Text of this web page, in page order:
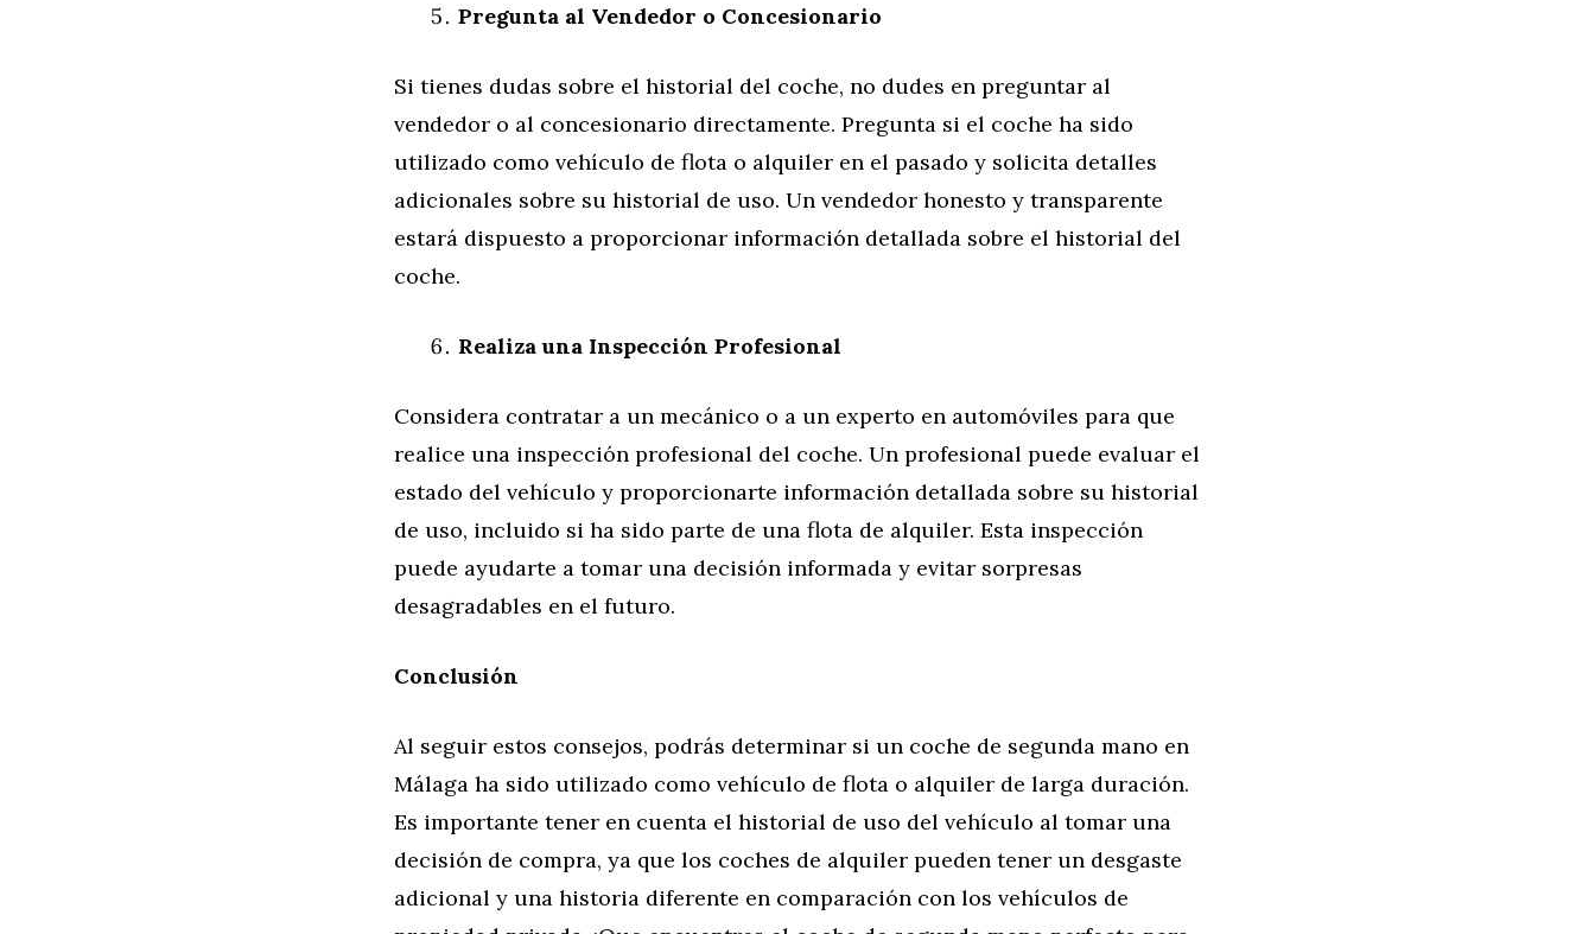
Pregunta al Vendedor o Concesionario
Si tienes dudas sobre el historial del coche, no dudes en preguntar al
vendedor o al concesionario directamente. Pregunta si el coche ha sido
utilizado como vehículo de flota o alquiler en el pasado y solicita detalles
adicionales sobre su historial de uso. Un vendedor honesto y transparente
estará dispuesto a proporcionar información detallada sobre el historial del
coche.
Realiza una Inspección Profesional
Considera contratar a un mecánico o a un experto en automóviles para que
realice una inspección profesional del coche. Un profesional puede evaluar el
estado del vehículo y proporcionarte información detallada sobre su historial
de uso, incluido si ha sido parte de una flota de alquiler. Esta inspección
puede ayudarte a tomar una decisión informada y evitar sorpresas
desagradables en el futuro.
Conclusión
Al seguir estos consejos, podrás determinar si un coche de segunda mano en
Málaga ha sido utilizado como vehículo de flota o alquiler de larga duración.
Es importante tener en cuenta el historial de uso del vehículo al tomar una
decisión de compra, ya que los coches de alquiler pueden tener un desgaste
adicional y una historia diferente en comparación con los vehículos de